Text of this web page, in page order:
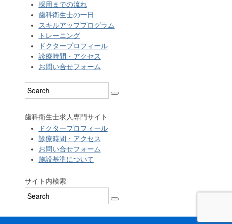
採用までの流れ
歯科衛生士の一日
スキルアッププログラム
トレーニング
ドクタープロフィール
診療時間・アクセス
お問い合せフォーム
歯科衛生士求人専門サイト
ドクタープロフィール
診療時間・アクセス
お問い合せフォーム
施設基準について
サイト内検索